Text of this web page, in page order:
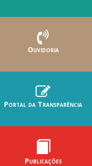
Ouvidoria
Portal da Transparência
Publicações